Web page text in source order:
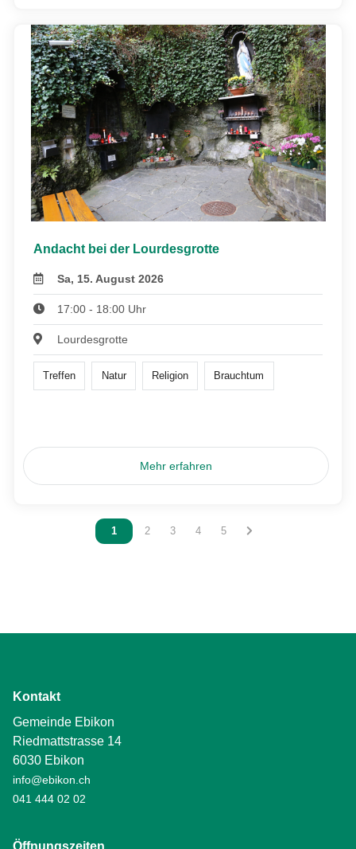
Andacht bei der Lourdesgrotte
Sa, 15. August 2026
17:00 - 18:00 Uhr
Lourdesgrotte
Treffen Natur Religion Brauchtum
Mehr erfahren
Vous êtes sur la page
1 Vous êtes sur la page
2 Vous êtes sur la page
3 Vous êtes sur la page
4 Vous êtes sur la page
5
Kontakt
Gemeinde Ebikon
Riedmattstrasse 14
6030 Ebikon
info@ebikon.ch
041 444 02 02